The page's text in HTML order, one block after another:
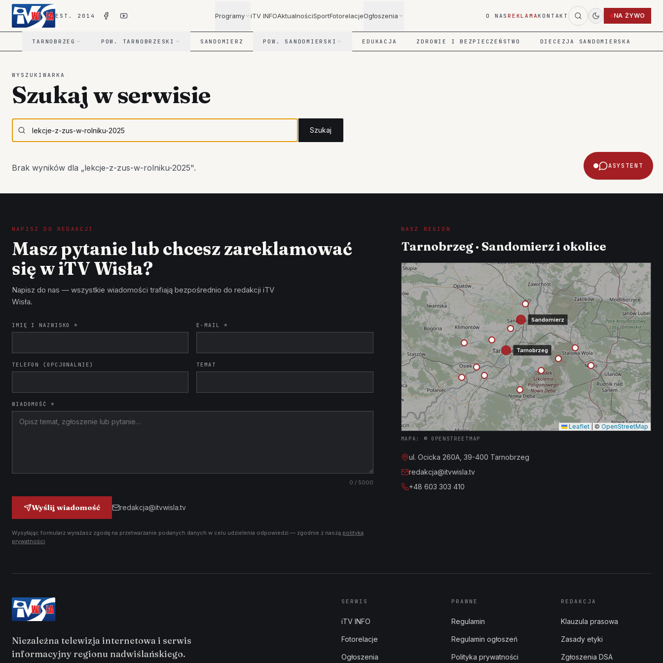
ASYSTENT
EST. 2014 Programy iTV INFOAktualnościSportFotorelacjeOgłoszenia O NASREKLAMAKONTAKT NA ŻYWO
TARNOBRZEG POW. TARNOBRZESKI SANDOMIERZ POW. SANDOMIERSKI EDUKACJA ZDROWIE I BEZPIECZEŃSTWO DIECEZJA SANDOMIERSKA
WYSZUKIWARKA
Szukaj w serwisie
Szukaj
Brak wyników dla „lekcje-z-zus-w-rolniku-2025".
NAPISZ DO REDAKCJI
Masz pytanie lub chcesz zareklamować
się w iTV Wisła?
Napisz do nas — wszystkie wiadomości trafiają bezpośrednio do redakcji iTV
Wisła.
IMIĘ I NAZWISKO * E-MAIL *
TELEFON (OPCJONALNIE) TEMAT
WIADOMOŚĆ *
0 / 5000
Wyślij wiadomość redakcja@itvwisla.tv
Wysyłając formularz wyrażasz zgodę na przetwarzanie podanych danych w celu udzielenia odpowiedzi — zgodnie z naszą polityką
prywatności.
NASZ REGION
Tarnobrzeg · Sandomierz i okolice
Tarnobrzeg
Sandomierz
Leaflet © OpenStreetMap
MAPA: © OPENSTREETMAP
ul. Ocicka 260A, 39-400 Tarnobrzeg
redakcja@itvwisla.tv
+48 603 303 410
Niezależna telewizja internetowa i serwis
informacyjny regionu nadwiślańskiego.
SERWIS
iTV INFO
Fotorelacje
Ogłoszenia
PRAWNE
Regulamin
Regulamin ogłoszeń
Polityka prywatności
REDAKCJA
Klauzula prasowa
Zasady etyki
Zgłoszenia DSA